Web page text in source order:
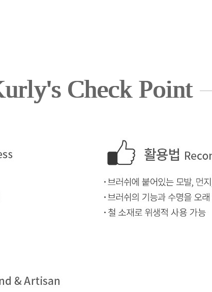
Check Point